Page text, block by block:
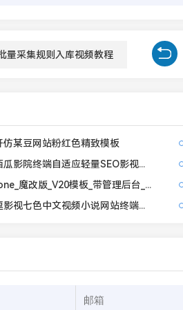
量采集规则入库视频教程
某豆网站粉红色精致模板
苹果CMS V10 - 仿西瓜影院终端自适应轻量SEO影视模板
苹果CMS V10 - Mxone_魔改版_V20模板_带管理后台_终端自适应
苹果CMS V10 - 麻逗影视七色中文视频小说网站终端自适应主题模板